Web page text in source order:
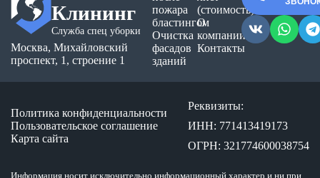
Клининг
Служба спец уборки
Москва, Михайловский
проспект, 1, строение 1
пожара
бластингом
Очистка
фасадов
зданий
(стоимость)
О
компании
Контакты
Политика конфиденциальности
Пользовательское соглашение
Карта сайта
Реквизиты:
ИНН: 771413419173
ОГРН: 321774600038754
Информация носит исключительно информационный характер и ни при